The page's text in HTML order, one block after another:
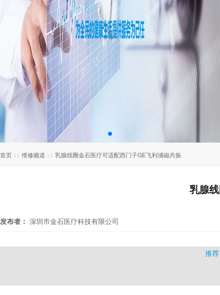
首页 >> 维修频道 >> 乳腺线圈金石医疗可适配西门子GE飞利浦磁共振
乳腺
发布者： 深圳市金石医疗科技有限公司
推荐